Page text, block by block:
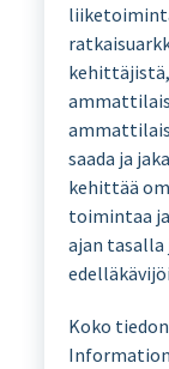
saada ja
kehittää
toimintaa
ajan tasalla
Koko